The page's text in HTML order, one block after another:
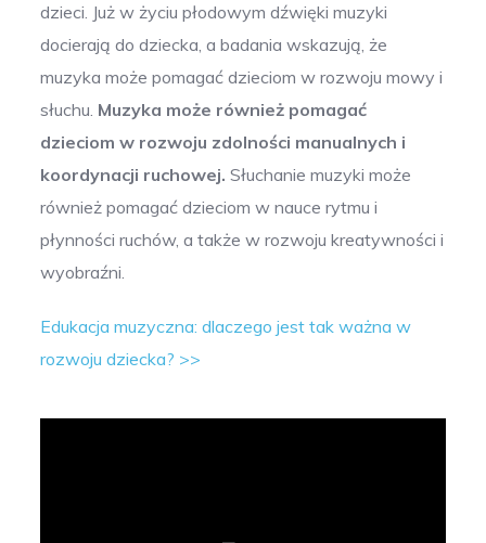
dzieci. Już w życiu płodowym dźwięki muzyki
docierają do dziecka, a badania wskazują, że
muzyka może pomagać dzieciom w rozwoju mowy i
słuchu. Muzyka może również pomagać
dzieciom w rozwoju zdolności manualnych i
koordynacji ruchowej. Słuchanie muzyki może
również pomagać dzieciom w nauce rytmu i
płynności ruchów, a także w rozwoju kreatywności i
wyobraźni.
Edukacja muzyczna: dlaczego jest tak ważna w
rozwoju dziecka? >>